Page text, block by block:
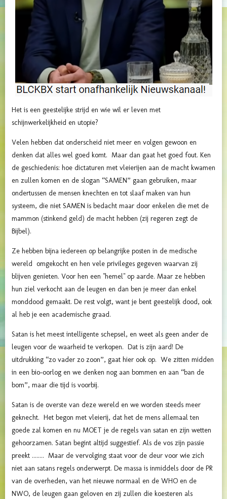
Het is een geestelijke strijd en wie wil er leven met
schijnwerkelijkheid en utopie?
Velen hebben dat onderscheid niet meer en volgen gewoon en
denken dat alles wel goed komt. Maar dan gaat het goed fout. Ken
de geschiedenis: hoe dictaturen met vleierijen aan de macht kwamen
en zullen komen en de slogan “SAMEN” gaan gebruiken, maar
ondertussen de mensen knechten en tot slaaf maken van hun
systeem, die niet SAMEN is bedacht maar door enkelen die met de
mammon (stinkend geld) de macht hebben (zij regeren zegt de
Bijbel).
Ze hebben bijna iedereen op belangrijke posten in de medische
wereld omgekocht en hen vele privileges gegeven waarvan zij
blijven genieten. Voor hen een "hemel" op aarde. Maar ze hebben
hun ziel verkocht aan de leugen en dan ben je meer dan enkel
monddood gemaakt. De rest volgt, want je bent geestelijk dood, ook
al heb je een academische graad.
Satan is het meest intelligente schepsel, en weet als geen ander de
leugen voor de waarheid te verkopen. Dat is zijn aard! De
uitdrukking “zo vader zo zoon”, gaat hier ook op. We zitten midden
in een bio-oorlog en we denken nog aan bommen en aan “ban de
bom”, maar die tijd is voorbij.
Satan is de overste van deze wereld en we worden steeds meer
geknecht. Het begon met vleierij, dat het de mens allemaal ten
goede zal komen en nu MOET je de regels van satan en zijn wetten
gehoorzamen. Satan begint altijd suggestief. Als de vos zijn passie
preekt ........ Maar de vervolging staat voor de deur voor wie zich
niet aan satans regels onderwerpt. De massa is inmiddels door de PR
van de overheden, van het nieuwe normaal en de WHO en de
NWO, de leugen gaan geloven en zij zullen die koesteren als